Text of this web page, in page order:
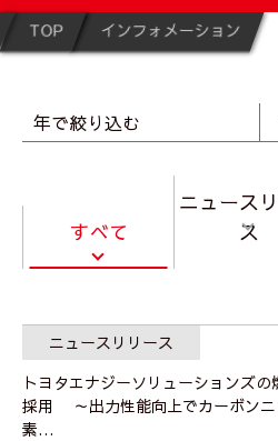
TOP インフォメーション
年で絞り込む
すべて
ニュース
ス
ニュースリリース
トヨタエナジーソリューションズ
採用 ～出力性能向上でカーボンニ
素…